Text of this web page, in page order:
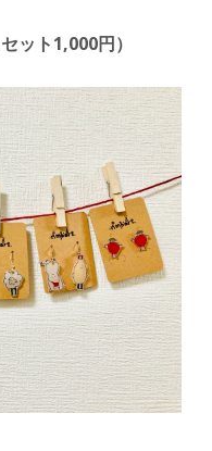
ット1,000円）